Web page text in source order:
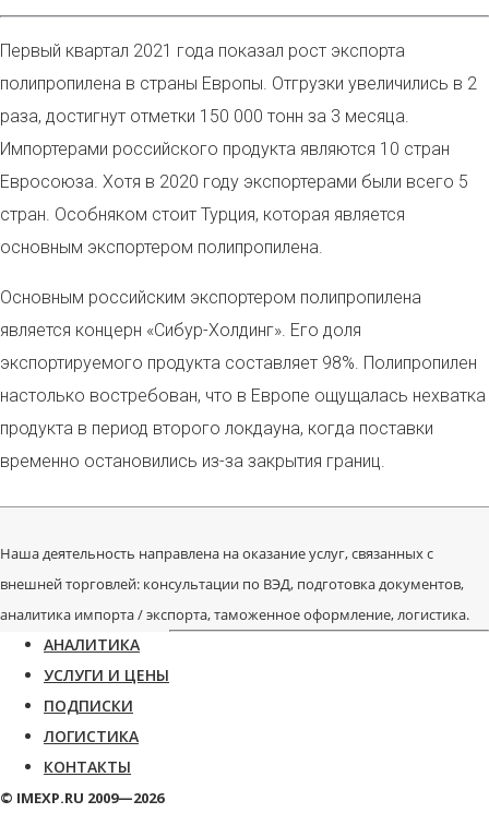
Первый квартал 2021 года показал рост экспорта
полипропилена в страны Европы. Отгрузки увеличились в 2
раза, достигнут отметки 150 000 тонн за 3 месяца.
Импортерами российского продукта являются 10 стран
Евросоюза. Хотя в 2020 году экспортерами были всего 5
стран. Особняком стоит Турция, которая является
основным экспортером полипропилена.
Основным российским экспортером полипропилена
является концерн «Сибур-Холдинг». Его доля
экспортируемого продукта составляет 98%. Полипропилен
настолько востребован, что в Европе ощущалась нехватка
продукта в период второго локдауна, когда поставки
временно остановились из-за закрытия границ.
Наша деятельность направлена на оказание услуг, связанных с
внешней торговлей: консультации по ВЭД, подготовка документов,
аналитика импорта / экспорта, таможенное оформление, логистика.
АНАЛИТИКА
УСЛУГИ И ЦЕНЫ
ПОДПИСКИ
ЛОГИСТИКА
КОНТАКТЫ
© IMEXP.RU 2009—2026